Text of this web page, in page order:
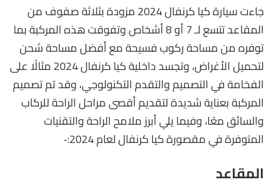
جاءت سيارة كيا كرنفال 2024 مزودة بثلاثة صفوف من
المقاعد تتسع لـ 7 أو 8 أشخاص وتفوقت هذه المركبة بما
توفره من مساحة ركوب فسيحة مع أفضل مساحة شحن
لتحميل الأغراض، وتجسد داخلية كيا كرنفال 2024 مثالًا على
الفخامة في التصميم والتقدم التكنولوجي، وقد تم تصميم
المركبة بعناية شديدة لتقديم أقصى مراحل الراحة للركاب
والسائق معًا، وفيما يلي أبرز ملامح الراحة والتقنيات
المتوفرة في مقصورة كيا كرنفال لعام 2024:-
المقاعد